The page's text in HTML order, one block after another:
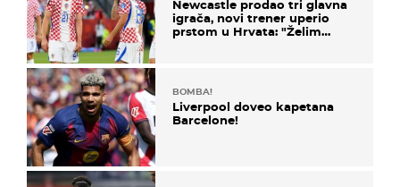
Newcastle prodao tri glavna
igrača, novi trener uperio
prstom u Hrvata: "Želim
BOMBA!
Liverpool doveo kapetana
Barcelone!